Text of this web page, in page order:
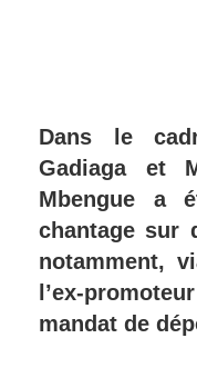
Dans le
Gadiaga et
Mbengue a
chantage sur
notamment,
l’ex-
mandat de